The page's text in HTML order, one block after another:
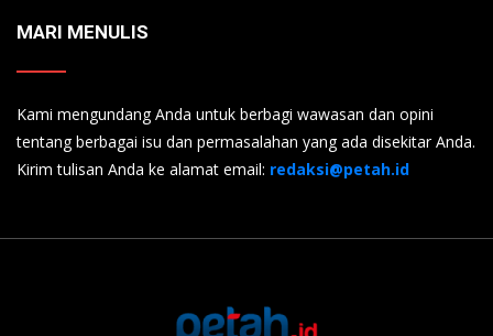
MARI MENULIS
Kami mengundang Anda untuk berbagi wawasan dan opini
tentang berbagai isu dan permasalahan yang ada disekitar Anda.
Kirim tulisan Anda ke alamat email: redaksi@petah.id